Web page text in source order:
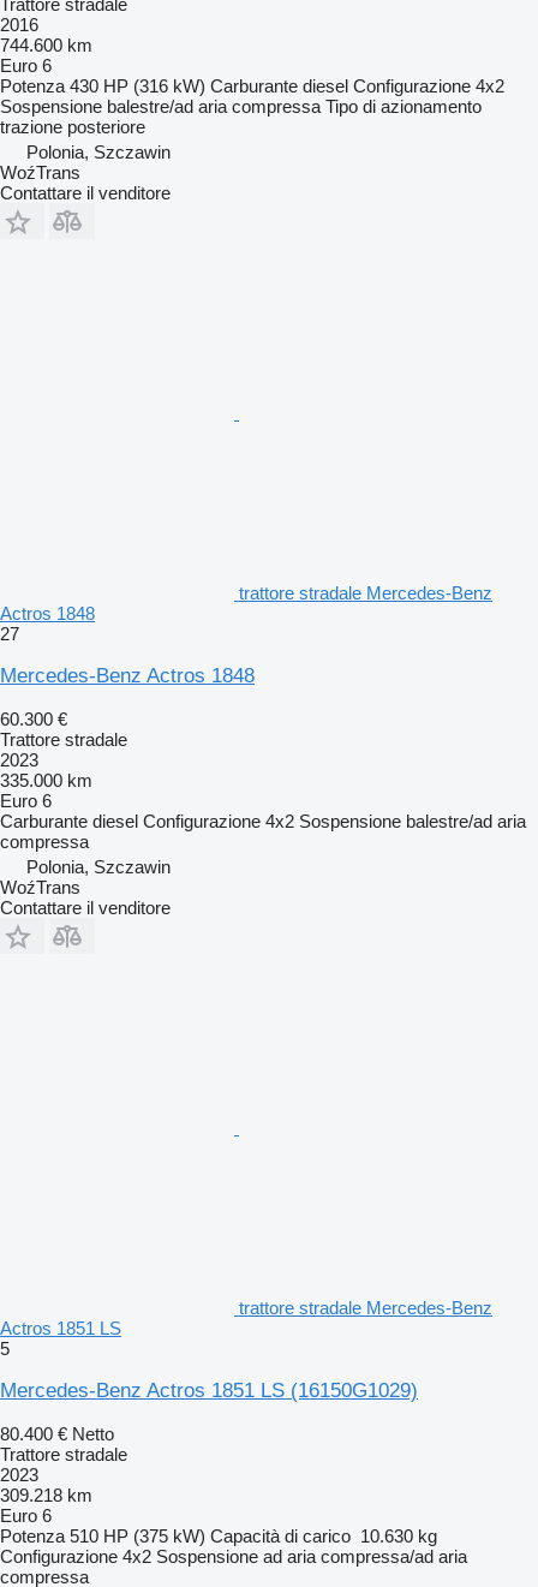
Trattore stradale
2016
744.600 km
Euro 6
Potenza 430 HP (316 kW) Carburante diesel Configurazione 4x2
Sospensione balestre/ad aria compressa Tipo di azionamento
trazione posteriore
Polonia, Szczawin
WoźTrans
Contattare il venditore
trattore stradale Mercedes-Benz
Actros 1848
27
Mercedes-Benz Actros 1848
60.300 €
Trattore stradale
2023
335.000 km
Euro 6
Carburante diesel Configurazione 4x2 Sospensione balestre/ad aria
compressa
Polonia, Szczawin
WoźTrans
Contattare il venditore
trattore stradale Mercedes-Benz
Actros 1851 LS
5
Mercedes-Benz Actros 1851 LS (16150G1029)
80.400 € Netto
Trattore stradale
2023
309.218 km
Euro 6
Potenza 510 HP (375 kW) Capacità di carico 10.630 kg
Configurazione 4x2 Sospensione ad aria compressa/ad aria
compressa